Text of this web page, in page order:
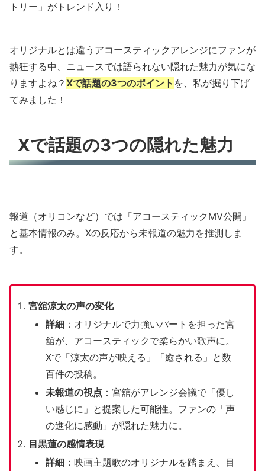
トリー」がトレンド入り！
オリジナルとは違うアコースティックアレンジにファンが
熱狂する中、ニュースでは語られない隠れた魅力が気にな
りますよね？ Xで話題の3つのポイント を、私が掘り下げ
てみました！
Xで話題の3つの隠れた魅力
報道（オリコンなど）では「アコースティックMV公開」
と基本情報のみ。Xの反応から未報道の魅力を推測しま
す。
宮舘涼太の声の変化
詳細 ：オリジナルで力強いパートを担った宮
舘が、アコースティックで柔らかい歌声に。
Xで「涼太の声が映える」「癒される」と数
百件の投稿。
未報道の視点 ：宮舘がアレンジ会議で「優し
い感じに」と提案した可能性。ファンの「声
の進化に感動」が隠れた魅力に。
目黒蓮の感情表現
詳細 ：映画主題歌のオリジナルを踏まえ、目